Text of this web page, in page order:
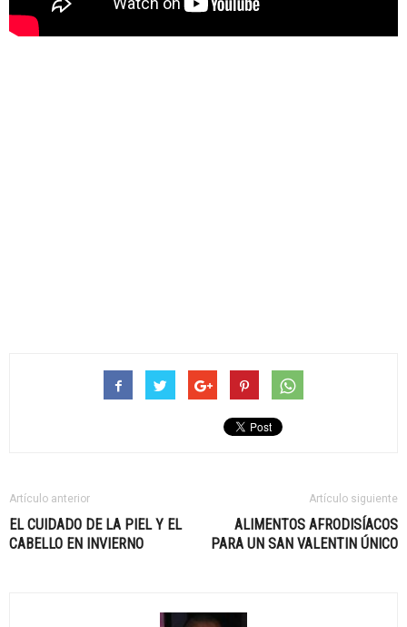
Artículo anterior
EL CUIDADO DE LA PIEL Y EL
CABELLO EN INVIERNO
Artículo siguiente
ALIMENTOS AFRODISÍACOS
PARA UN SAN VALENTIN ÚNICO